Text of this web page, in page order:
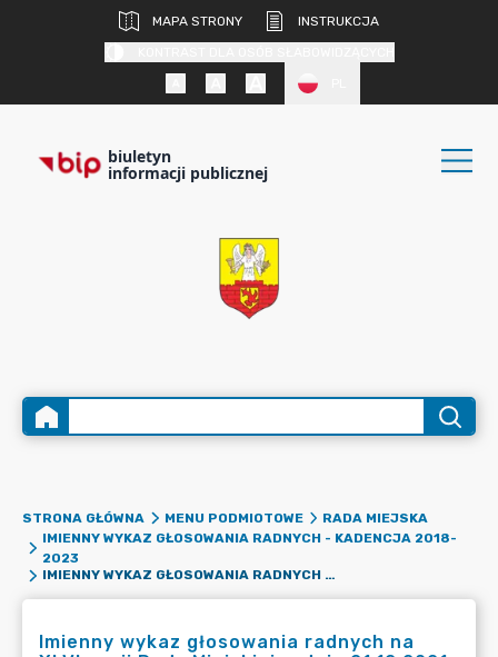
MAPA STRONY
INSTRUKCJA
biuletyn
informacji publicznej
STRONA GŁÓWNA MENU PODMIOTOWE
RADA MIEJSKA
IMIENNY WYKAZ GŁOSOWANIA RADNYCH - KADENCJA 2018-
2023
IMIENNY WYKAZ GŁOSOWANIA RADNYCH NA XLVI SESJI RADY MIEJSKIEJ W DNIU 21.12.2021 R.
Imienny wykaz głosowania radnych na